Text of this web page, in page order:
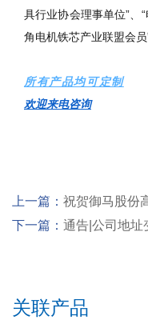
具行业协会理事单位”、
角电机铁芯产业联盟会员”
所有产品均可定制
欢迎来电咨询
上一篇： 祝贺御马股份
下一篇： 通告|公司地址
关联产品